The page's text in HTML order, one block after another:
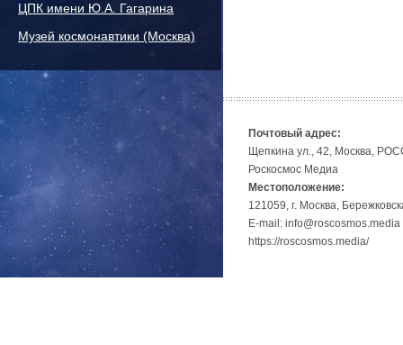
ЦПК имени Ю.А. Гагарина
Музей космонавтики (Москва)
Почтовый адрес:
Щепкина ул., 42, Москва,
Роскосмос Медиа
Местоположение:
121059, г. Москва,
E-mail: info@roscosmos.media
https://roscosmos.media/